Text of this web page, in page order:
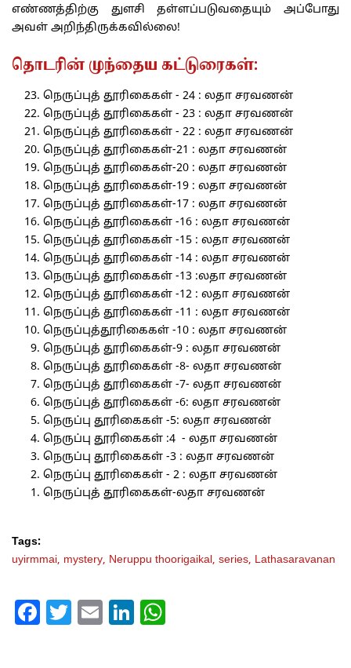
எண்ணத்திற்கு துளசி தள்ளப்படுவதையும் அப்போது
அவள் அறிந்திருக்கவில்லை!
தொடரின் முந்தைய கட்டுரைகள்:
நெருப்புத் தூரிகைகள் - 24 : லதா சரவணன்
நெருப்புத் தூரிகைகள் - 23 : லதா சரவணன்
நெருப்புத் தூரிகைகள் - 22 : லதா சரவணன்
நெருப்புத் தூரிகைகள்-21 : லதா சரவணன்
நெருப்புத் தூரிகைகள்-20 : லதா சரவணன்
நெருப்புத் தூரிகைகள்-19 : லதா சரவணன்
நெருப்புத் தூரிகைகள்-17 : லதா சரவணன்
நெருப்புத் தூரிகைகள் -16 : லதா சரவணன்
நெருப்புத் தூரிகைகள் -15 : லதா சரவணன்
நெருப்புத் தூரிகைகள் -14 : லதா சரவணன்
நெருப்புத் தூரிகைகள் -13 :லதா சரவணன்
நெருப்புத் தூரிகைகள் -12 : லதா சரவணன்
நெருப்புத் தூரிகைகள் -11 : லதா சரவணன்
நெருப்புத்தூரிகைகள் -10 : லதா சரவணன்
நெருப்புத் தூரிகைகள்-9 : லதா சரவணன்
நெருப்புத் தூரிகைகள் -8- லதா சரவணன்
நெருப்புத் தூரிகைகள் -7- லதா சரவணன்
நெருப்புத் தூரிகைகள் -6: லதா சரவணன்
நெருப்பு தூரிகைகள் -5: லதா சரவணன்
நெருப்பு தூரிகைகள் :4 - லதா சரவணன்
நெருப்பு தூரிகைகள் -3 : லதா சரவணன்
நெருப்பு தூரிகைகள் - 2 : லதா சரவணன்
நெருப்புத் தூரிகைகள்-லதா சரவணன்
Tags:
uyirmmai, mystery, Neruppu thoorigaikal, series, Lathasaravanan
Facebook
Twitter
EmailLinkedIn